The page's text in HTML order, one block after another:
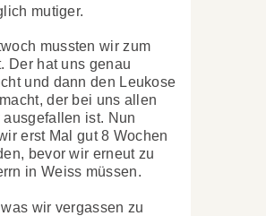
mutiger.
mussten wir zum
Der hat uns genau
und dann den Leukose
der bei uns allen
ausgefallen ist. Nun
erst Mal gut 8 Wochen
bevor wir erneut zu
in Weiss müssen.
wir vergassen zu